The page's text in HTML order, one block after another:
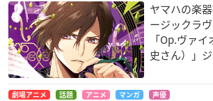
ヤマハの楽
ージックラ
「Op.ヴァ
史さん）」
劇場アニメ 話題 アニメ マンガ 声優